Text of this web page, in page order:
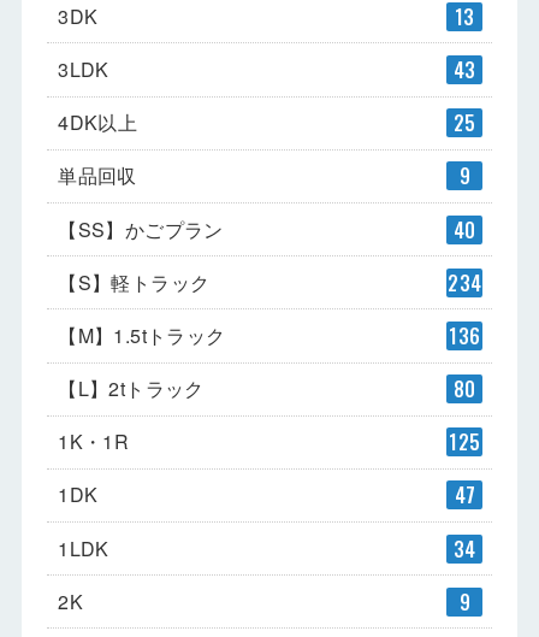
3DK 13
3LDK 43
4DK以上 25
単品回収 9
【SS】かごプラン 40
【S】軽トラック 234
【M】1.5tトラック 136
【L】2tトラック 80
1K・1R 125
1DK 47
1LDK 34
2K 9